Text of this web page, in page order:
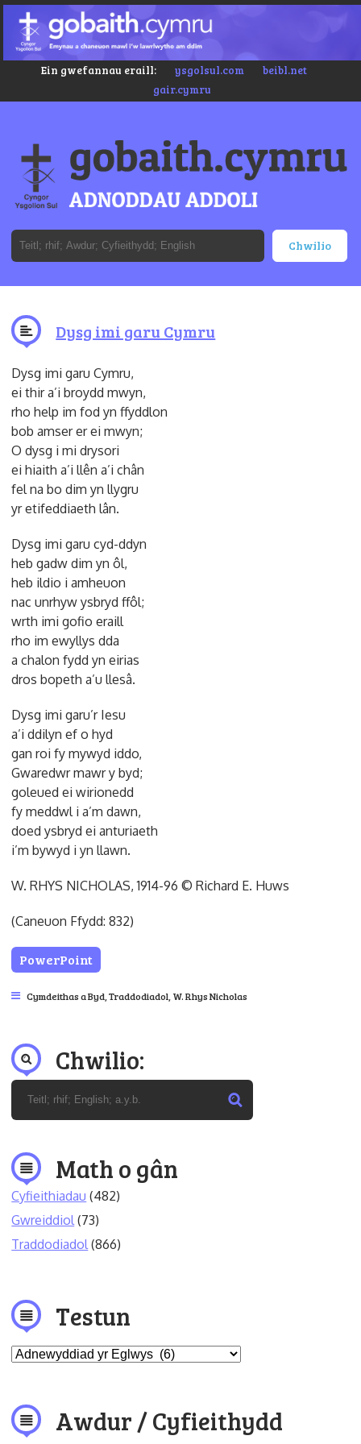
Ein gwefannau eraill: ysgolsul.com
beibl.net
gair.cymru
Dysg imi garu Cymru
Dysg imi garu Cymru,
ei thir a’i broydd mwyn,
rho help im fod yn ffyddlon
bob amser er ei mwyn;
O dysg i mi drysori
ei hiaith a’i llên a’i chân
fel na bo dim yn llygru
yr etifeddiaeth lân.
Dysg imi garu cyd-ddyn
heb gadw dim yn ôl,
heb ildio i amheuon
nac unrhyw ysbryd ffôl;
wrth imi gofio eraill
rho im ewyllys dda
a chalon fydd yn eirias
dros bopeth a’u llesâ.
Dysg imi garu’r Iesu
a’i ddilyn ef o hyd
gan roi fy mywyd iddo,
Gwaredwr mawr y byd;
goleued ei wirionedd
fy meddwl i a’m dawn,
doed ysbryd ei anturiaeth
i’m bywyd i yn llawn.
W. RHYS NICHOLAS, 1914-96 © Richard E. Huws
(Caneuon Ffydd: 832)
PowerPoint
Cymdeithas a Byd Traddodiadol W. Rhys Nicholas
Chwilio:
Math o gân
Cyfieithiadau (482)
Gwreiddiol (73)
Traddodiadol (866)
Testun
Awdur / Cyfieithydd